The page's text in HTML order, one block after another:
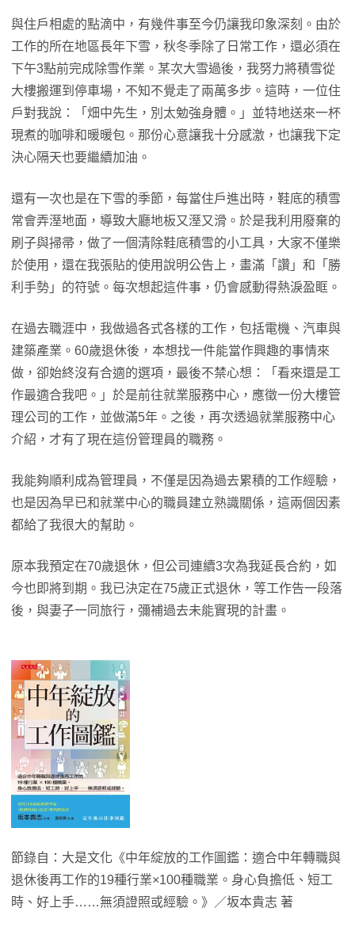
與住戶相處的點滴中，有幾件事至今仍讓我印象深刻。由於
工作的所在地區長年下雪，秋冬季除了日常工作，還必須在
下午3點前完成除雪作業。某次大雪過後，我努力將積雪從
大樓搬運到停車場，不知不覺走了兩萬多步。這時，一位住
戶對我說：「畑中先生，別太勉強身體。」並特地送來一杯
現煮的咖啡和暖暖包。那份心意讓我十分感激，也讓我下定
決心隔天也要繼續加油。
還有一次也是在下雪的季節，每當住戶進出時，鞋底的積雪
常會弄溼地面，導致大廳地板又溼又滑。於是我利用廢棄的
刷子與掃帚，做了一個清除鞋底積雪的小工具，大家不僅樂
於使用，還在我張貼的使用說明公告上，畫滿「讚」和「勝
利手勢」的符號。每次想起這件事，仍會感動得熱淚盈眶。
在過去職涯中，我做過各式各樣的工作，包括電機、汽車與
建築產業。60歲退休後，本想找一件能當作興趣的事情來
做，卻始終沒有合適的選項，最後不禁心想：「看來還是工
作最適合我吧。」於是前往就業服務中心，應徵一份大樓管
理公司的工作，並做滿5年。之後，再次透過就業服務中心
介紹，才有了現在這份管理員的職務。
我能夠順利成為管理員，不僅是因為過去累積的工作經驗，
也是因為早已和就業中心的職員建立熟識關係，這兩個因素
都給了我很大的幫助。
原本我預定在70歲退休，但公司連續3次為我延長合約，如
今也即將到期。我已決定在75歲正式退休，等工作告一段落
後，與妻子一同旅行，彌補過去未能實現的計畫。
節錄自：大是文化《中年綻放的工作圖鑑：適合中年轉職與
退休後再工作的19種行業×100種職業。身心負擔低、短工
時、好上手……無須證照或經驗。》／坂本貴志 著